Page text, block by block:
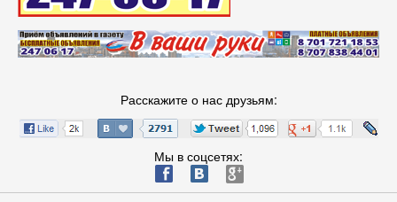
Расскажите о нас друзьям:
Мы в соцсетях:
ä æ è